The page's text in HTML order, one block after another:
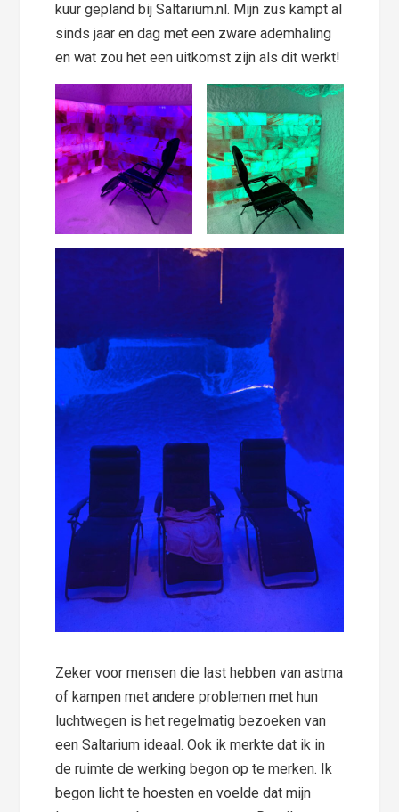
kuur gepland bij Saltarium.nl. Mijn zus kampt al
sinds jaar en dag met een zware ademhaling
en wat zou het een uitkomst zijn als dit werkt!
Zeker voor mensen die last hebben van astma
of kampen met andere problemen met hun
luchtwegen is het regelmatig bezoeken van
een Saltarium ideaal. Ook ik merkte dat ik in
de ruimte de werking begon op te merken. Ik
begon licht te hoesten en voelde dat mijn